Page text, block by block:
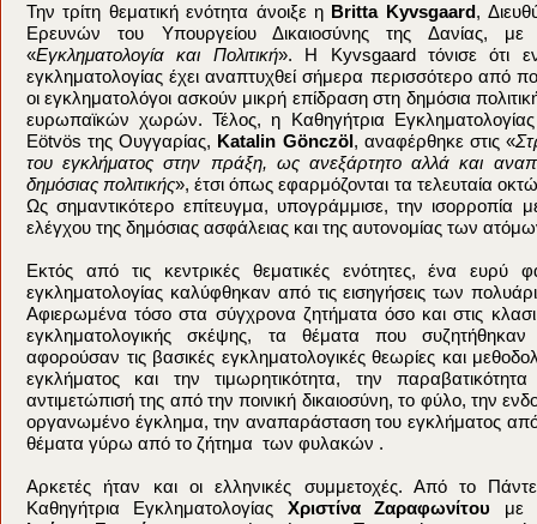
Την τρίτη θεματική ενότητα άνοιξε η Βritta Kyvsgaard,
Ερευνών του Υπουργείου Δικαιοσύνης της Δανίας, με
«Εγκληματολογία και Πολιτική». Η Kyvsgaard τόνισε ότι
εγκληματολογίας έχει αναπτυχθεί σήμερα περισσότερο από
οι εγκληματολόγοι ασκούν μικρή επίδραση στη δημόσια
ευρωπαϊκών χωρών. Τέλος, η Καθηγήτρια Εγκληματολογίας
Eötvös της Ουγγαρίας, Katalin Gönczöl, αναφέρθηκε στις «
του εγκλήματος στην πράξη, ως ανεξάρτητο αλλά και
δημόσιας πολιτικής», έτσι όπως εφαρμόζονται τα τελευταία
Ως σημαντικότερο επίτευγμα, υπογράμμισε, την ισορροπία
ελέγχου της δημόσιας ασφάλειας και της αυτονομίας των
Εκτός από τις κεντρικές θεματικές ενότητες, ένα ευρύ
εγκληματολογίας καλύφθηκαν από τις εισηγήσεις των
Αφιερωμένα τόσο στα σύγχρονα ζητήματα όσο και στις
εγκληματολογικής σκέψης, τα θέματα που
αφορούσαν τις βασικές εγκληματολογικές θεωρίες και
εγκλήματος και την τιμωρητικότητα, την
αντιμετώπισή της από την ποινική δικαιοσύνη, το φύλο, την
οργανωμένο έγκλημα, την αναπαράσταση του εγκλήματος
θέματα γύρω από το ζήτημα των φυλακών .
Αρκετές ήταν και οι ελληνικές συμμετοχές. Από το
Καθηγήτρια Εγκληματολογίας Χριστίνα Ζαραφωνίτου με